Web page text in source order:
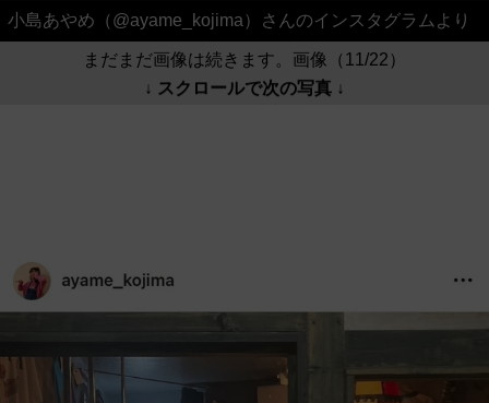
小島あやめ（@ayame_kojima）さんのインスタグラムより
まだまだ画像は続きます。画像（11/22）
↓ スクロールで次の写真 ↓